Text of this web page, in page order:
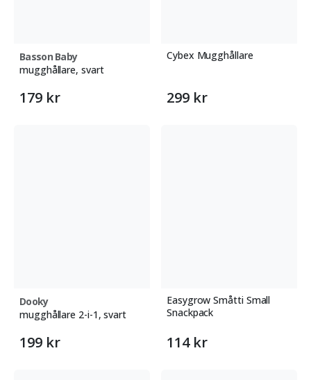
Basson Baby
mugghållare, svart
179 kr
Cybex Mugghållare
299 kr
Dooky
mugghållare 2-i-1, svart
199 kr
Easygrow Småtti Small
Snackpack
114 kr